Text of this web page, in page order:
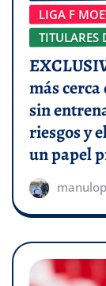
LIGA F
TITULARES
más
sin
riesgos y
un papel